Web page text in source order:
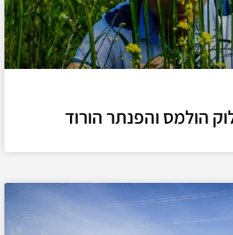
הולמס והפנתר הורוד